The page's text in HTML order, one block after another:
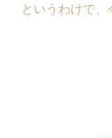
というわけで、